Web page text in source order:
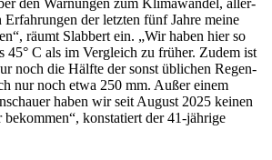
den Warnungen zum Klima­wandel, aller­
Erfah­rungen der letzten fünf Jahre meine
räumt Slab­bert ein. „Wir haben hier so
45° C als im Vergleich zu früher. Zudem ist
noch die Hälfte der sonst übli­chen Regen­
nur noch etwa 250 mm. Außer einem
haben wir seit August 2025 keinen
konsta­tiert der 41-jährige